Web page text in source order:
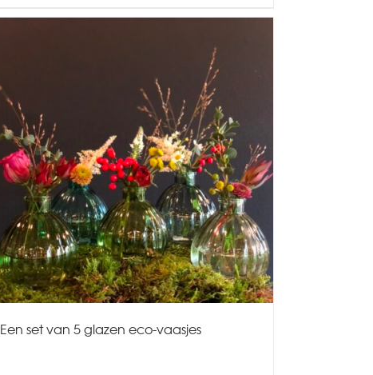
Een set van 5 glazen eco-vaasjes